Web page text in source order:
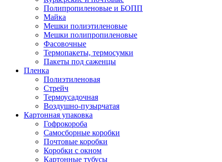
Полипропиленовые и БОПП
Майка
Мешки полиэтиленовые
Мешки полипропиленовые
Фасовочные
Термопакеты, термосумки
Пакеты под саженцы
Пленка
Полиэтиленовая
Стрейч
Термоусадочная
Воздушно-пузырчатая
Картонная упаковка
Гофрокороба
Самосборные коробки
Почтовые коробки
Коробки с окном
Картонные тубусы